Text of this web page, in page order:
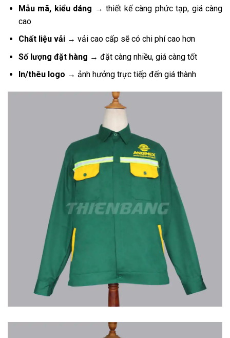
Mẫu mã, kiểu dáng → thiết kế càng phức tạp, giá càng
cao
Chất liệu vải→ vải cao cấp sẽ có chi phí cao hơn
Số lượng đặt hàng → đặt càng nhiều, giá càng tốt
In/thêu logo → ảnh hưởng trực tiếp đến giá thành